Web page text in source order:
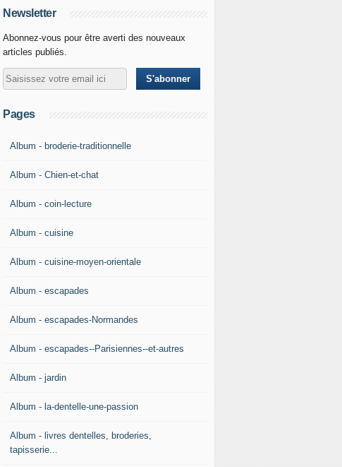
Newsletter
Abonnez-vous pour être averti des nouveaux
articles publiés.
Pages
Album - broderie-traditionnelle
Album - Chien-et-chat
Album - coin-lecture
Album - cuisine
Album - cuisine-moyen-orientale
Album - escapades
Album - escapades-Normandes
Album - escapades--Parisiennes--et-autres
Album - jardin
Album - la-dentelle-une-passion
Album - livres dentelles, broderies,
tapisserie...